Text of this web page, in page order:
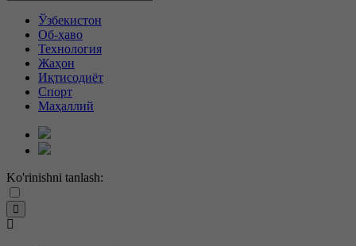
Ўзбекистон
Об-ҳаво
Технология
Жаҳон
Иқтисодиёт
Спорт
Маҳаллий
Ko'rinishni tanlash: